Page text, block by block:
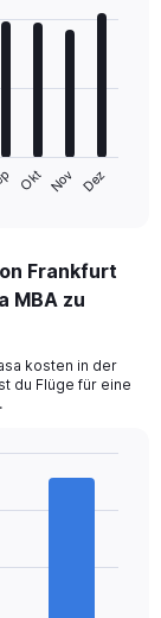
Okt Nov Dez
Frankfurt
MBA zu
kosten in der
du Flüge für eine